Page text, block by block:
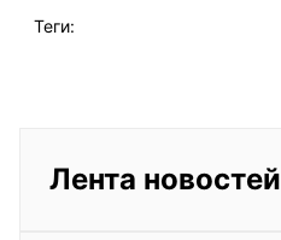
Теги:
Лента новостей